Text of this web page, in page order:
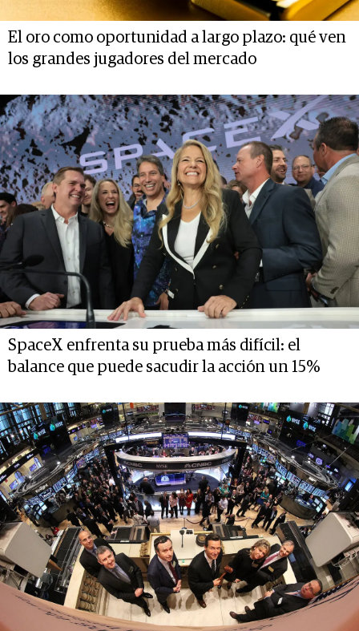
El oro como oportunidad a largo plazo: qué ven
los grandes jugadores del mercado
SpaceX enfrenta su prueba más difícil: el
balance que puede sacudir la acción un 15%